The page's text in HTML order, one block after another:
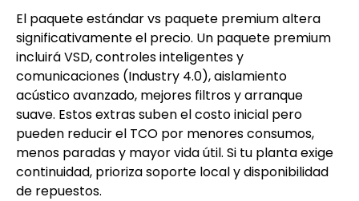
El paquete estándar vs paquete premium altera
significativamente el precio. Un paquete premium
incluirá VSD, controles inteligentes y
comunicaciones (Industry 4.0), aislamiento
acústico avanzado, mejores filtros y arranque
suave. Estos extras suben el costo inicial pero
pueden reducir el TCO por menores consumos,
menos paradas y mayor vida útil. Si tu planta exige
continuidad, prioriza soporte local y disponibilidad
de repuestos.